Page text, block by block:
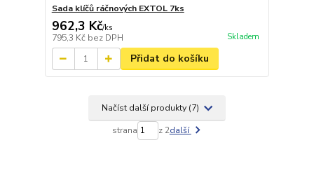
Sada klíčů ráčnových EXTOL 7ks
962,3 Kč/ks
795,3 Kč bez DPH Skladem
Přidat do košíku
Načíst další produkty (7)
strana z 2další